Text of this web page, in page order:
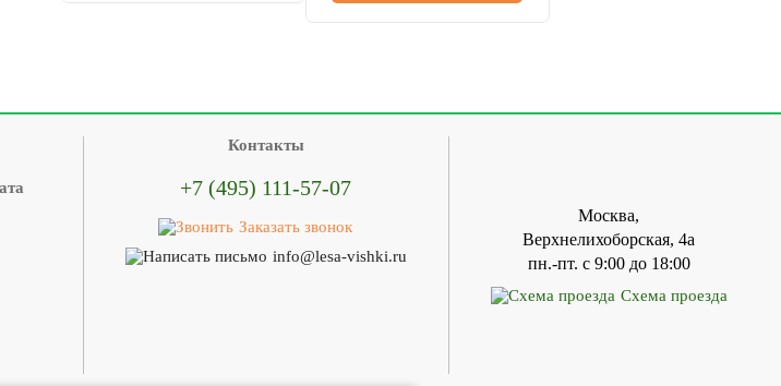
Контакты
+7 (495) 111-57-07
Заказать звонок
info@lesa-vishki.ru
Москва,
Верхнелихоборская, 4а
пн.-пт. с 9:00 до 18:00
Схема проезда